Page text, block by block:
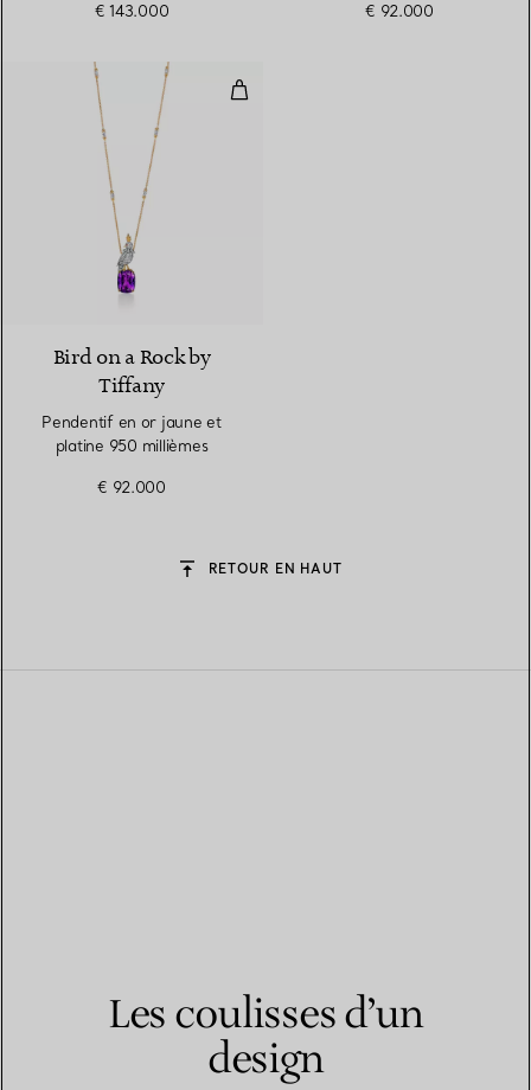
€ 143.000 € 92.000
Pendentif en or jaune et platine
Bird on a Rock by
Tiffany
Pendentif en or jaune et
platine 950 millièmes
€ 92.000
RETOUR EN HAUT
Les coulisses d’un
design